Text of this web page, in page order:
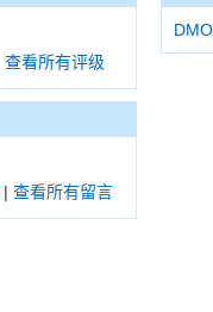
查看所有评级
| 查看所有留言